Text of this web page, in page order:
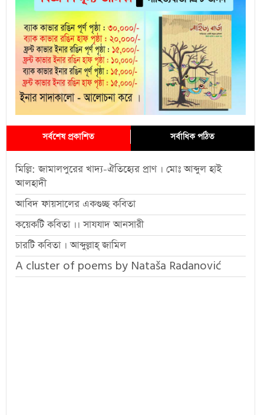
সর্বশেষ প্রকাশিত সর্বাধিক পঠিত
মিল্লি: জামালপুরের খাদ্য-ঐতিহ্যের প্রাণ । মোঃ আব্দুল হাই
আলহাদী
আবিদ ফায়সালের একগুচ্ছ কবিতা
কয়েকটি কবিতা ।। সাযযাদ আনসারী
চারটি কবিতা । আব্দুল্লাহ্ জামিল
A cluster of poems by Nataša Radanović